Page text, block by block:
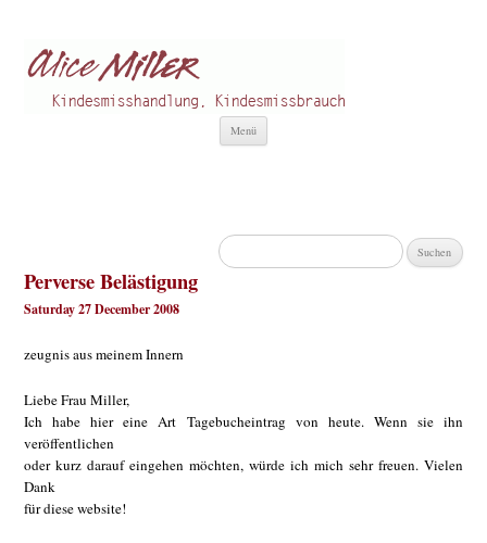
Menü
Suchen
nach:
Perverse Belästigung
Saturday 27 December 2008
zeugnis aus meinem Innern
Liebe Frau Miller,
Ich habe hier eine Art Tagebucheintrag von heute. Wenn sie ihn
veröffentlichen
oder kurz darauf eingehen möchten, würde ich mich sehr freuen. Vielen
Dank
für diese website!